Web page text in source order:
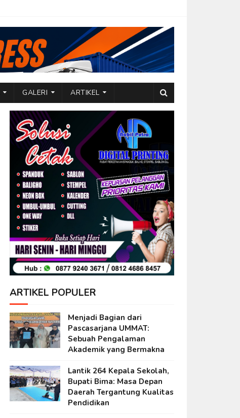
GALERI ARTIKEL
ARTIKEL POPULER
Menjadi Bagian dari
Pascasarjana UMMAT:
Sebuah Pengalaman
Akademik yang Bermakna
Lantik 264 Kepala Sekolah,
Bupati Bima: Masa Depan
Daerah Tergantung Kualitas
Pendidikan